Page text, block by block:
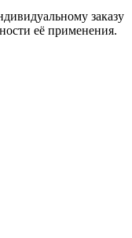
заказу
её применения.